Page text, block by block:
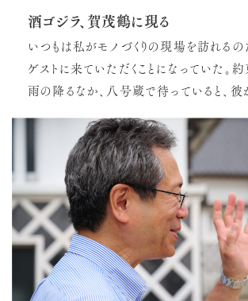
酒ゴジラ、賀茂鶴に現る
いつもは私がモノづくりの現場を訪れるの
ゲストに来ていただくことになっていた。
雨の降るなか、八号蔵で待っていると、彼